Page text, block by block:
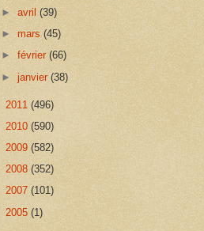
►avril(39)
►mars(45)
►février(66)
►janvier(38)
2011 (496)
2010 (590)
2009 (582)
2008 (352)
2007 (101)
2005 (1)